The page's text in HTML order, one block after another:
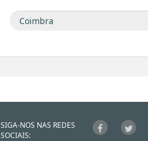
SIGA-NOS NAS REDES
SOCIAIS: